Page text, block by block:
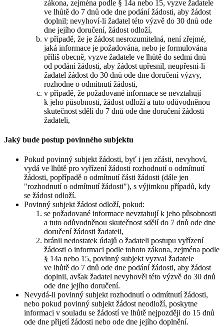
zákona, zejména podle § 14a nebo 15, vyzve žadatele
ve lhůtě do 7 dnů ode dne podání žádosti, aby žádost
doplnil; nevyhoví-li žadatel této výzvě do 30 dnů ode
dne jejího doručení, žádost odloží,
v případě, že je žádost nesrozumitelná, není zřejmé,
jaká informace je požadována, nebo je formulována
příliš obecně, vyzve žadatele ve lhůtě do sedmi dnů
od podání žádosti, aby žádost upřesnil, neupřesní-li
žadatel žádost do 30 dnů ode dne doručení výzvy,
rozhodne o odmítnutí žádosti,
v případě, že požadované informace se nevztahují
k jeho působnosti, žádost odloží a tuto odůvodněnou
skutečnost sdělí do 7 dnů ode dne doručení žádosti
žadateli,
Jaký bude postup povinného subjektu
Pokud povinný subjekt žádosti, byť i jen zčásti, nevyhoví,
vydá ve lhůtě pro vyřízení žádosti rozhodnutí o odmítnutí
žádosti, popřípadě o odmítnutí části žádosti (dále jen
"rozhodnutí o odmítnutí žádosti"), s výjimkou případů, kdy
se žádost odloží.
Povinný subjekt žádost odloží, pokud:
se požadované informace nevztahují k jeho působnosti
a tuto odůvodněnou skutečnost sdělí do 7 dnů ode dne
doručení žádosti žadateli,
bránil nedostatek údajů o žadateli postupu vyřízení
žádosti o informaci podle tohoto zákona, zejména podle
§ 14a nebo 15, povinný subjekt vyzval žadatele
ve lhůtě do 7 dnů ode dne podání žádosti, aby žádost
doplnil, avšak žadatel nevyhověl této výzvě do 30 dnů
ode dne jejího doručení.
Nevydá-li povinný subjekt rozhodnutí o odmítnutí žádosti,
nebo pokud povinný subjekt žádost neodloží, poskytne
informaci v souladu se žádostí ve lhůtě nejpozději do 15 dnů
ode dne přijetí žádosti nebo ode dne jejího doplnění.